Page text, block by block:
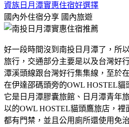
資族日月潭實惠住宿好選擇
國內外住宿分享 國內旅遊
好一段時間沒到南投日月潭了，所
旅行，交通部分主要是以及台灣好
潭溪頭線跟台灣好行集集線，至於
在伊達邵碼頭旁的OWL HOSTEL貓
它是日月潭膠囊旅館、日月潭青年
以的OWL HOSTEL貓頭鷹旅店，裡
都有門禁，並且公用廁所還使用免